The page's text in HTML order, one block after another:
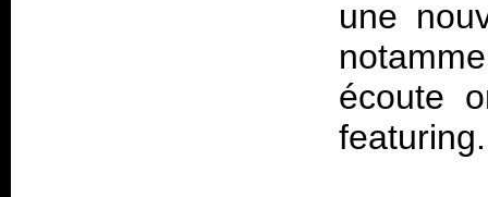
une
écoute
featuring.